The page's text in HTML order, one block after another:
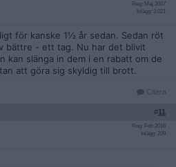
Reg: Maj 2007
Inlägg: 3 021
för kanske 1½ år sedan. Sedan röt
bättre - ett tag. Nu har det blivit
kan slänga in dem i en rabatt om de
att göra sig skyldig till brott.
Citera
#11
Reg: Feb 2016
Inlägg: 209